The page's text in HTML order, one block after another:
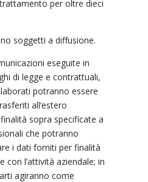
per oltre dieci
soggetti a diffusione.
eseguite in
di legge e contrattuali,
potranno essere
all’estero
sopra specificate a
che potranno
i dati forniti per finalità
con l’attività aziendale; in
agiranno come